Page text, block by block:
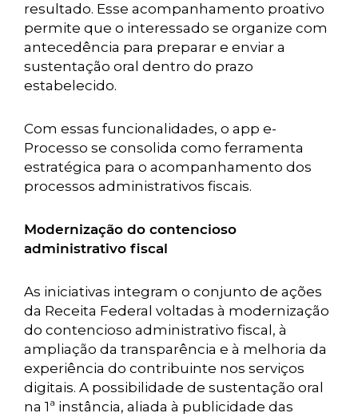
resultado. Esse acompanhamento proativo
permite que o interessado se organize com
antecedência para preparar e enviar a
sustentação oral dentro do prazo
estabelecido.
Com essas funcionalidades, o app e-
Processo se consolida como ferramenta
estratégica para o acompanhamento dos
processos administrativos fiscais.
Modernização do contencioso
administrativo fiscal
As iniciativas integram o conjunto de ações
da Receita Federal voltadas à modernização
do contencioso administrativo fiscal, à
ampliação da transparência e à melhoria da
experiência do contribuinte nos serviços
digitais. A possibilidade de sustentação oral
na 1ª instância, aliada à publicidade das